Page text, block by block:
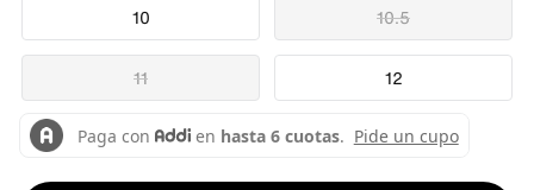
10 10.5
11 12